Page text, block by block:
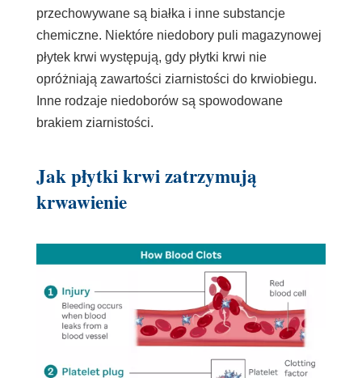
przechowywane są białka i inne substancje
chemiczne. Niektóre niedobory puli magazynowej
płytek krwi występują, gdy płytki krwi nie
opróżniają zawartości ziarnistości do krwiobiegu.
Inne rodzaje niedoborów są spowodowane
brakiem ziarnistości.
Jak płytki krwi zatrzymują
krwawienie